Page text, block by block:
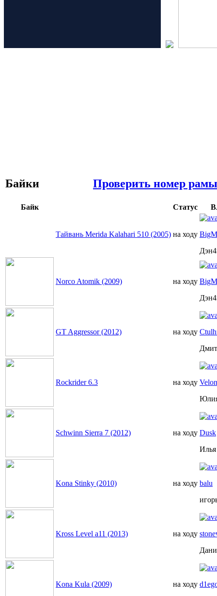
Байки Проверить номер
Байк Статус
Тайвань Merida Kalahari 510 (2005) на ходу
Norco Atomik (2009) на ходу
GT Aggressor (2012) на ходу
Rockrider 6.3 на ходу
Schwinn Sierra 7 (2012) на ходу Dusk
Илья
Kona Stinky (2010) на ходу balu
Kross Level a11 (2013) на ходу
Kona Kula (2009) на ходу